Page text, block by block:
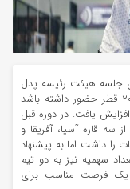
جلسه هیئت رئیسه پدل
آسیا مقرر شد این رشته در بازی‌های آسیایی ۲۰۳۰ قطر حضور داشته باشد
یافت. در دوره قبل
سه قاره آسیا، آفریقا و
را داشت اما به پیشنهاد
سهمیه نیز به دو تیم
یک فرصت مناسب برای